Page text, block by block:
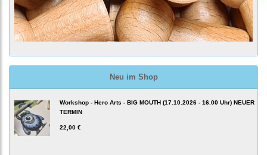
Neu im Shop
Workshop - Hero Arts - BIG MOUTH (17.10.2026 - 16.00 Uhr) NEUER
TERMIN
22,00 €